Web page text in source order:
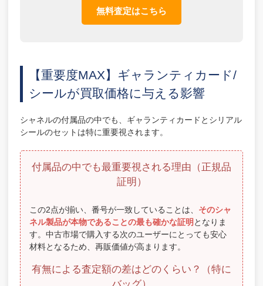
無料査定はこちら
【重要度MAX】ギャランティカード/
シールが買取価格に与える影響
シャネルの付属品の中でも、ギャランティカードとシリアル
シールのセットは特に重要視されます。
付属品の中でも最重要視される理由（正規品
証明）
この2点が揃い、番号が一致していることは、 そのシャ
ネル製品が本物であることの最も確かな証明 となりま
す。中古市場で購入する次のユーザーにとっても安心
材料となるため、再販価値が高まります。
有無による査定額の差はどのくらい？（特に